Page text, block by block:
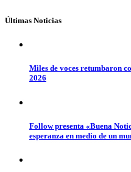
Últimas Noticias
Miles de voces retumbaron
2026
Follow presenta «Buena
esperanza en medio de un